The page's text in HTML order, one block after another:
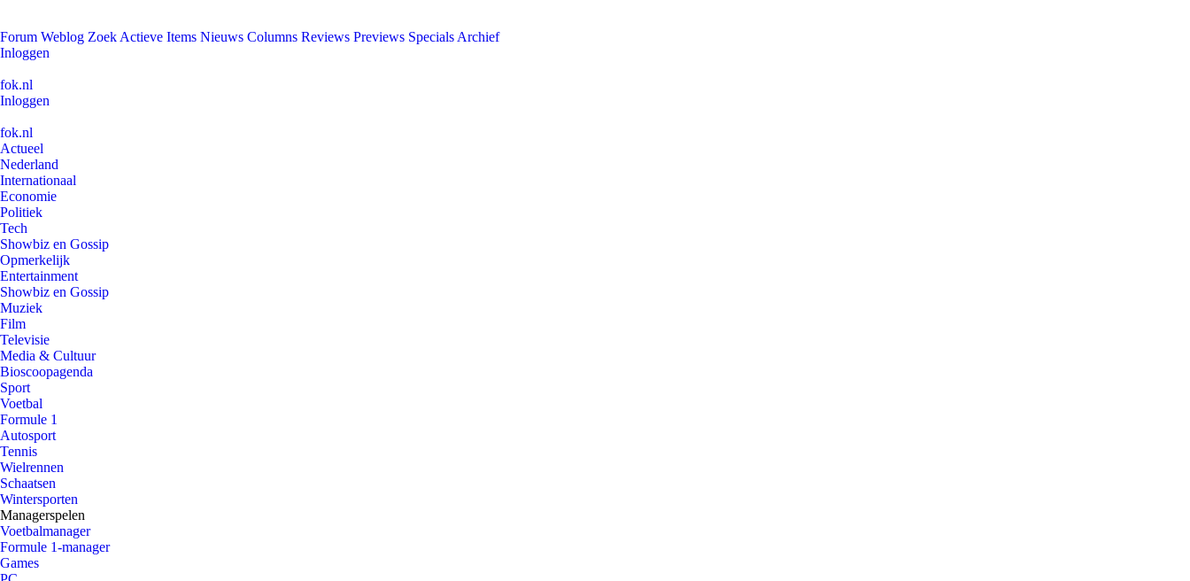
Forum Weblog Zoek Actieve Items Nieuws Columns Reviews Previews Specials Archief
Inloggen
fok.nl
Inloggen
fok.nl
Actueel
Nederland
Internationaal
Economie
Politiek
Tech
Showbiz en Gossip
Opmerkelijk
Entertainment
Showbiz en Gossip
Muziek
Film
Televisie
Media & Cultuur
Bioscoopagenda
Sport
Voetbal
Formule 1
Autosport
Tennis
Wielrennen
Schaatsen
Wintersporten
Managerspelen
Voetbalmanager
Formule 1-manager
Games